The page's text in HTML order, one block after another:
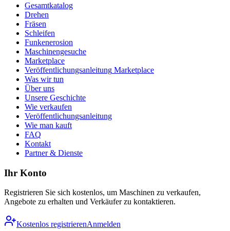
Gesamtkatalog
Drehen
Fräsen
Schleifen
Funkenerosion
Maschinengesuche
Marketplace
Veröffentlichungsanleitung Marketplace
Was wir tun
Über uns
Unsere Geschichte
Wie verkaufen
Veröffentlichungsanleitung
Wie man kauft
FAQ
Kontakt
Partner & Dienste
Ihr Konto
Registrieren Sie sich kostenlos, um Maschinen zu verkaufen,
Angebote zu erhalten und Verkäufer zu kontaktieren.
Kostenlos registrierenAnmelden